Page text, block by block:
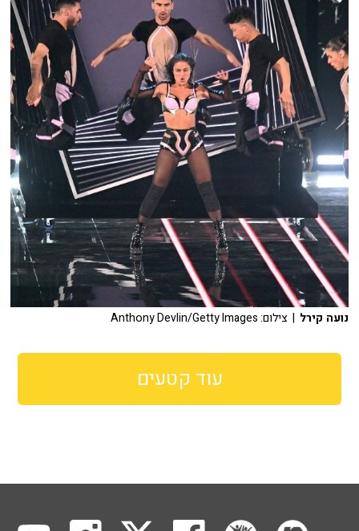
נועה קירל | צילום: Anthony Devlin/Getty Images
עוד קטעים